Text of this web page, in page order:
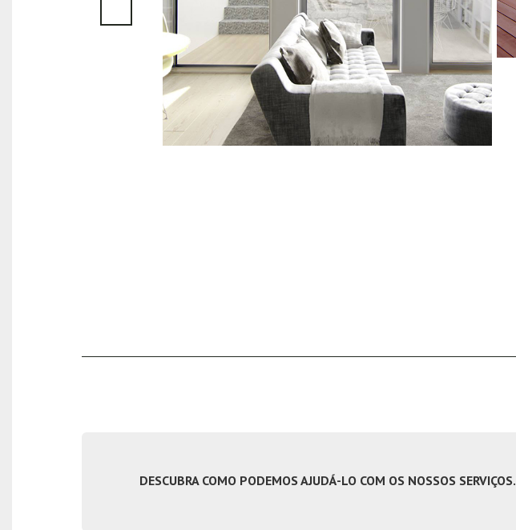
DESCUBRA COMO PODEMOS AJUDÁ-LO COM OS NOSSOS SERVIÇOS.